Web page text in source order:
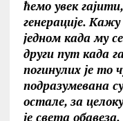
ћемо увек
генерације.
једном када му
други пут када
погинулих је то
подразумевана
остале, за
је света